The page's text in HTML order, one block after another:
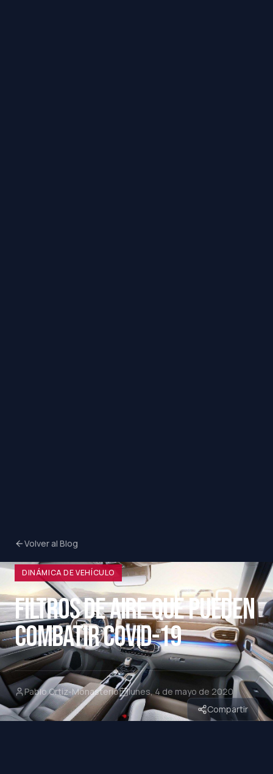
Volver al Blog
DINÁMICA DE VEHÍCULO
FILTROS DE AIRE QUE PUEDEN
COMBATIR COVID-19
Pablo Ortiz-Monasterio
lunes, 4 de mayo de 2020
Compartir